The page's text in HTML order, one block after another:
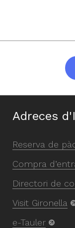
Adreces
Reserva de
Compra
Directori de
Visit Gironella
e-Tauler